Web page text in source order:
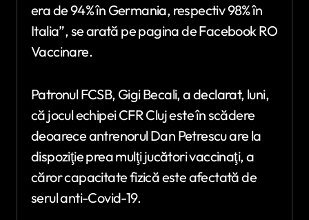
era de 94% în Germania, respectiv 98% în
Italia”, se arată pe pagina de Facebook RO
Vaccinare.
Patronul FCSB, Gigi Becali, a declarat, luni,
că jocul echipei CFR Cluj este în scădere
deoarece antrenorul Dan Petrescu are la
dispoziţie prea mulţi jucători vaccinaţi, a
căror capacitate fizică este afectată de
serul anti-Covid-19.